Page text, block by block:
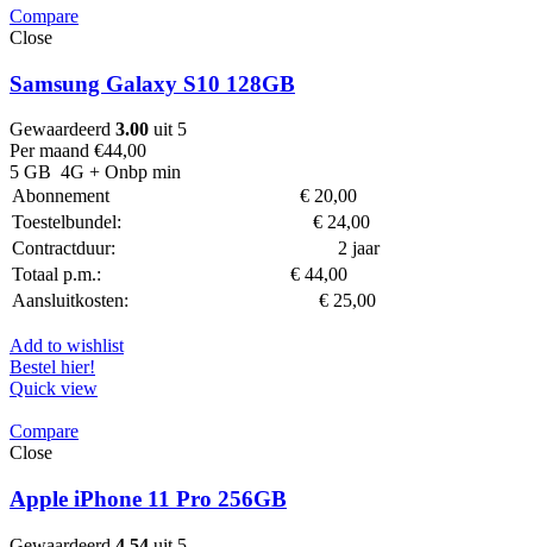
Compare
Close
Samsung Galaxy S10 128GB
Gewaardeerd 3.00 uit 5
Per maand €44,00
5 GB 4G + Onbp min
Abonnement
€ 20,00
Toestelbundel:
€ 24,00
Contractduur:
2 jaar
Totaal p.m.:
€ 44,00
Aansluitkosten:
€ 25,00
Add to wishlist
Bestel hier!
Quick view
Compare
Close
Apple iPhone 11 Pro 256GB